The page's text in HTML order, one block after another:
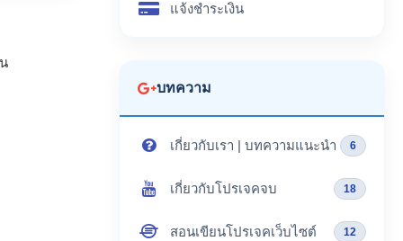
แจ้งชำระเงิน
บทความ
เกี่ยวกับเรา | บทความแนะนำ 6
เกี่ยวกับโปรเจคจบ 18
สอนเขียนโปรเจคเว็บไซต์ 12